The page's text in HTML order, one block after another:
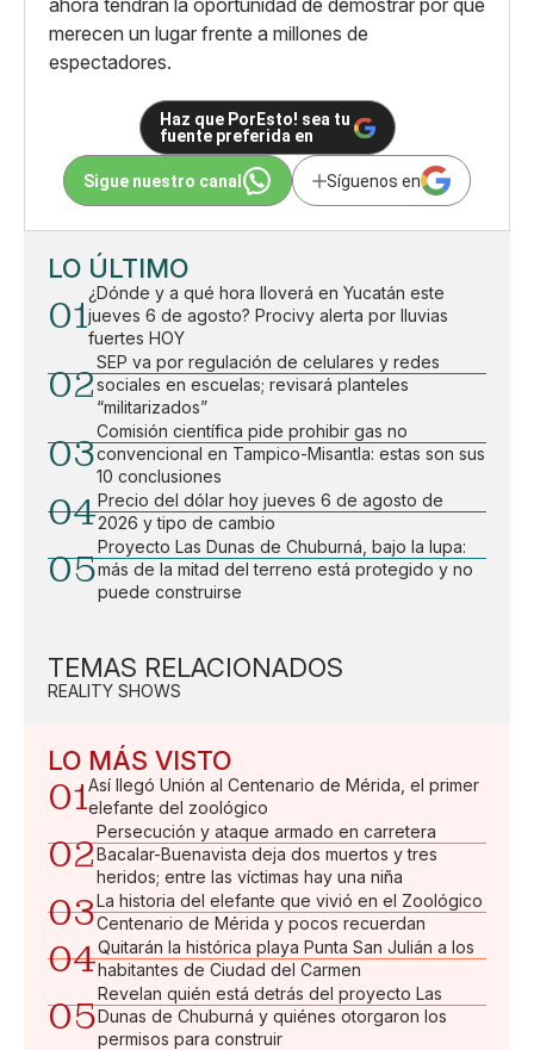
ahora tendrán la oportunidad de demostrar por qué
merecen un lugar frente a millones de
espectadores.
Haz que PorEsto! sea tu
fuente preferida en
Sigue nuestro canal Síguenos en
LO ÚLTIMO
01
¿Dónde y a qué hora lloverá en Yucatán este
jueves 6 de agosto? Procivy alerta por lluvias
fuertes HOY
02
SEP va por regulación de celulares y redes
sociales en escuelas; revisará planteles
“militarizados”
03
Comisión científica pide prohibir gas no
convencional en Tampico-Misantla: estas son sus
10 conclusiones
04Precio del dólar hoy jueves 6 de agosto de
2026 y tipo de cambio
05
Proyecto Las Dunas de Chuburná, bajo la lupa:
más de la mitad del terreno está protegido y no
puede construirse
TEMAS RELACIONADOS
REALITY SHOWS
LO MÁS VISTO
01Así llegó Unión al Centenario de Mérida, el primer
elefante del zoológico
02
Persecución y ataque armado en carretera
Bacalar-Buenavista deja dos muertos y tres
heridos; entre las víctimas hay una niña
03La historia del elefante que vivió en el Zoológico
Centenario de Mérida y pocos recuerdan
04Quitarán la histórica playa Punta San Julián a los
habitantes de Ciudad del Carmen
05
Revelan quién está detrás del proyecto Las
Dunas de Chuburná y quiénes otorgaron los
permisos para construir